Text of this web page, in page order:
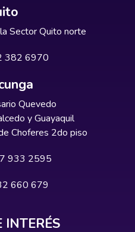
Sector Quito norte
382 6970
Quevedo
y Guayaquil
Choferes 2do piso
933 2595
660 679
INTERÉS